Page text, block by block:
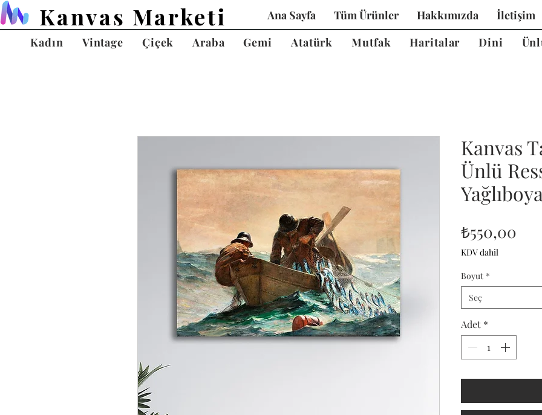
Kanvas Marketi Ana Sayfa Tüm Ürünler Hakkımızda İletişim
Kadın
Vintage Çiçek Araba Gemi Atatürk Mutfak Haritalar Dini
Kanvas
Ünlü
₺550,00
KDV dahil
Boyut *
Seç
Adet *